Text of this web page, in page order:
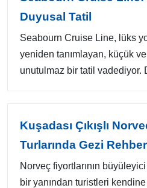
Duyusal Tatil
Seabourn Cruise Line, lüks
yeniden tanımlayan, küçük
unutulmaz bir tatil vadediyor.
Kuşadası Çıkışlı
Turlarında Gezi
Norveç fiyortlarının
bir yanından turistleri